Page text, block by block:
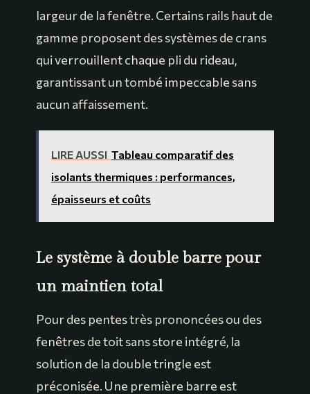
largeur de la fenêtre. Certains rails haut de
gamme proposent des systèmes de crans
qui verrouillent chaque pli du rideau,
garantissant un tombé impeccable sans
aucun affaissement.
LIRE AUSSI Tableau comparatif des
isolants thermiques : performances,
épaisseurs et coûts
Le système à double barre pour
un maintien total
Pour des pentes très prononcées ou des
fenêtres de toit sans store intégré, la
solution de la double tringle est
préconisée. Une première barre est